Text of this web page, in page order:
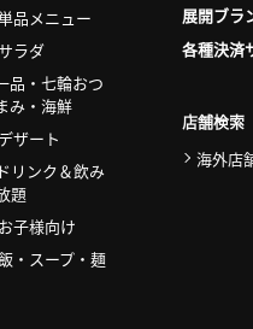
品メニュー
ラダ
品・七輪おつ
み・海鮮
デザート
ドリンク＆飲み
題
お子様向け
・スープ・麺
展開ブラ
各種決済
店舗検索
海外店